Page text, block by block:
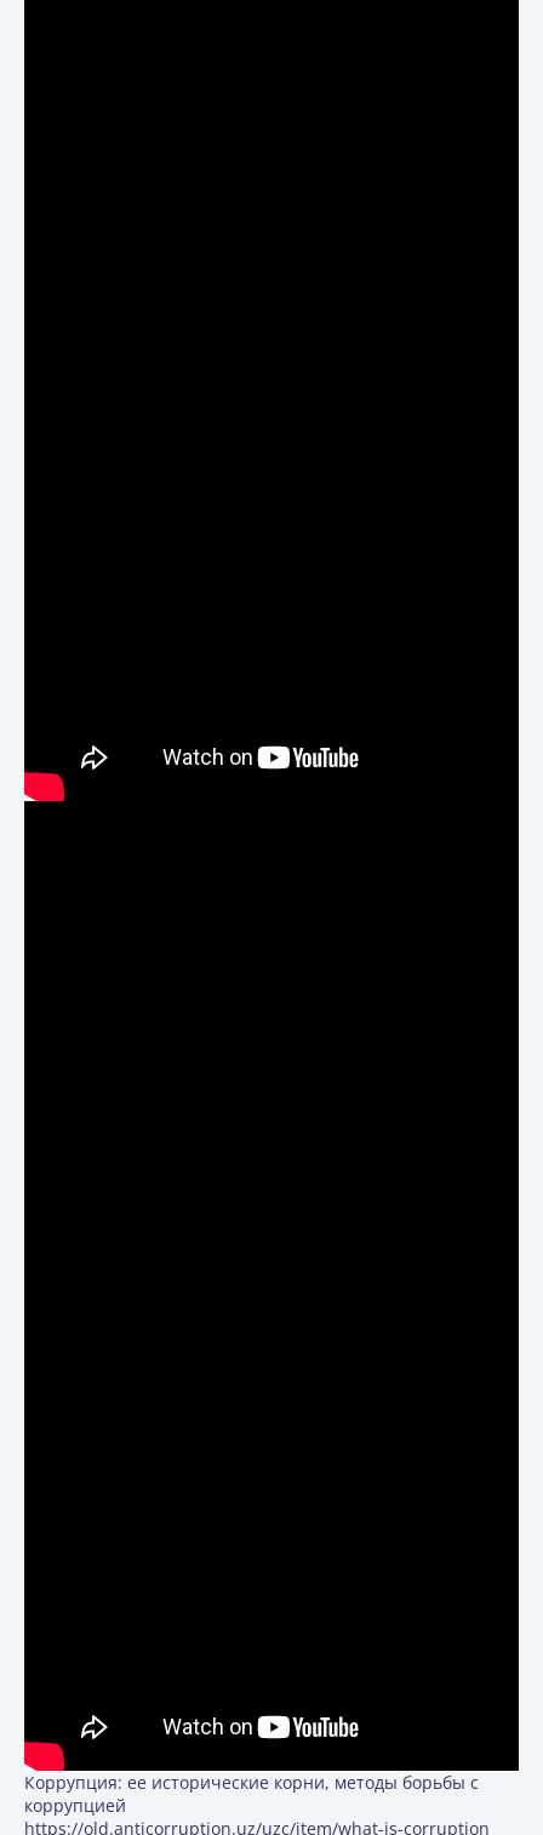
Коррупция: ее исторические корни, методы борьбы с
коррупцией
https://old.anticorruption.uz/uzc/item/what-is-corruption